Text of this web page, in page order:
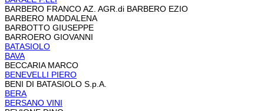
BARBERO FRANCO AZ. AGR.di BARBERO EZIO
BARBERO MADDALENA
BARBOTTO GIUSEPPE
BARROERO GIOVANNI
BATASIOLO
BAVA
BECCARIA MARCO
BENEVELLI PIERO
BENI DI BATASIOLO S.p.A.
BERA
BERSANO VINI